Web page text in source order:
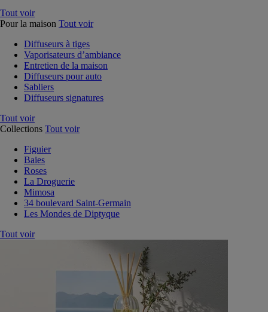
Tout voir
Pour la maison Tout voir
Diffuseurs à tiges
Vaporisateurs d’ambiance
Entretien de la maison
Diffuseurs pour auto
Sabliers
Diffuseurs signatures
Tout voir
Collections Tout voir
Figuier
Baies
Roses
La Droguerie
Mimosa
34 boulevard Saint-Germain
Les Mondes de Diptyque
Tout voir